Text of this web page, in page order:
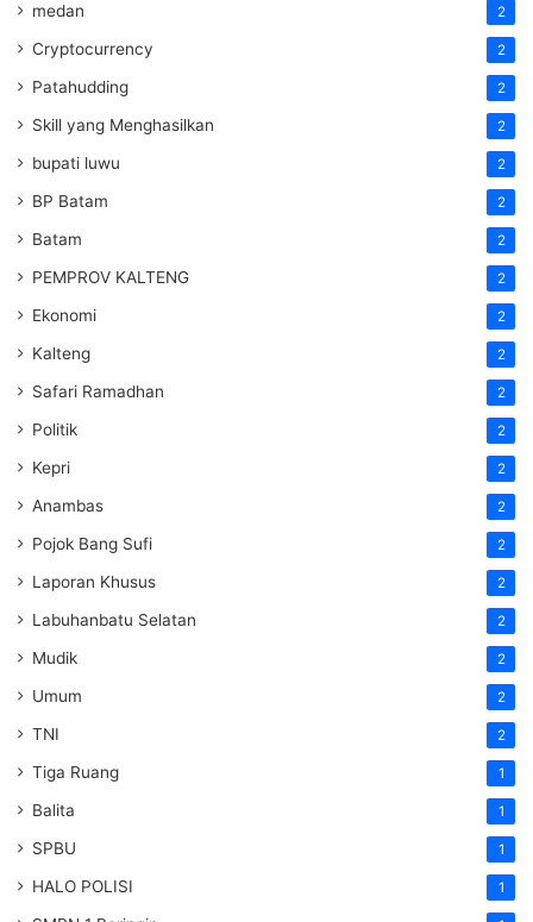
medan 2
Cryptocurrency 2
Patahudding 2
Skill yang Menghasilkan 2
bupati luwu 2
BP Batam 2
Batam 2
PEMPROV KALTENG 2
Ekonomi 2
Kalteng 2
Safari Ramadhan 2
Politik 2
Kepri 2
Anambas 2
Pojok Bang Sufi 2
Laporan Khusus 2
Labuhanbatu Selatan 2
Mudik 2
Umum 2
TNI 2
Tiga Ruang 1
Balita 1
SPBU 1
HALO POLISI 1